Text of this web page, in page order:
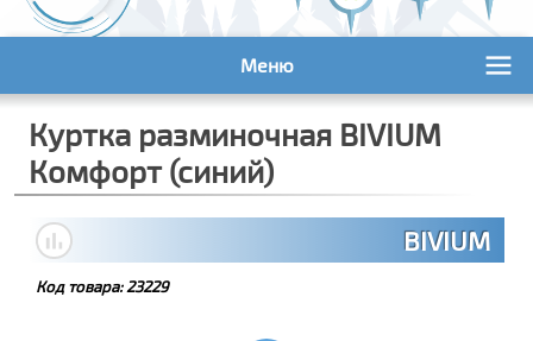
Меню
Куртка разминочная BIVIUM
Комфорт (синий)
BIVIUM
Код товара:23229